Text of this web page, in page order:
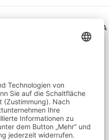
Ihren
lesen Sie
Details
und
FRANÇAISE – THEMA: